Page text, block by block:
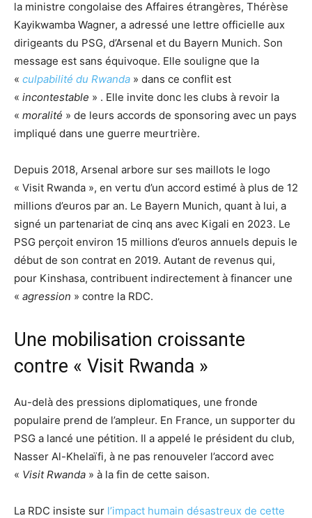
la ministre congolaise des Affaires étrangères, Thérèse
Kayikwamba Wagner, a adressé une lettre officielle aux
dirigeants du PSG, d’Arsenal et du Bayern Munich. Son
message est sans équivoque. Elle souligne que la
« culpabilité du Rwanda » dans ce conflit est
« incontestable » . Elle invite donc les clubs à revoir la
« moralité » de leurs accords de sponsoring avec un pays
impliqué dans une guerre meurtrière.
Depuis 2018, Arsenal arbore sur ses maillots le logo
« Visit Rwanda », en vertu d’un accord estimé à plus de 12
millions d’euros par an. Le Bayern Munich, quant à lui, a
signé un partenariat de cinq ans avec Kigali en 2023. Le
PSG perçoit environ 15 millions d’euros annuels depuis le
début de son contrat en 2019. Autant de revenus qui,
pour Kinshasa, contribuent indirectement à financer une
« agression » contre la RDC.
Une mobilisation croissante
contre « Visit Rwanda »
Au-delà des pressions diplomatiques, une fronde
populaire prend de l’ampleur. En France, un supporter du
PSG a lancé une pétition. Il a appelé le président du club,
Nasser Al-Khelaïfi, à ne pas renouveler l’accord avec
« Visit Rwanda » à la fin de cette saison.
La RDC insiste sur l’impact humain désastreux de cette